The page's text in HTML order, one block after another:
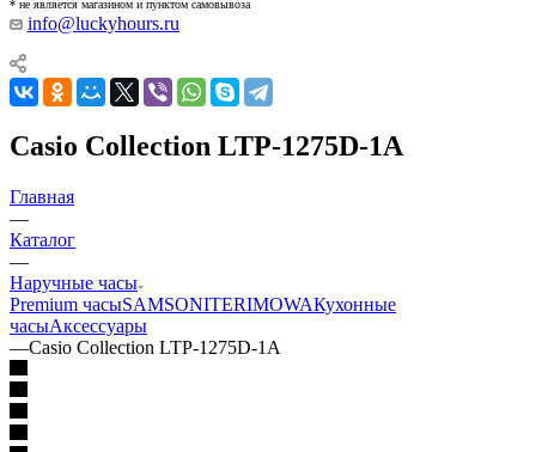
* не является магазином и пунктом самовывоза
info@luckyhours.ru
Casio Collection LTP-1275D-1A
Главная
—
Каталог
—
Наручные часы
Premium часыSAMSONITERIMOWAКухонные
часыАксессуары
—Casio Collection LTP-1275D-1A